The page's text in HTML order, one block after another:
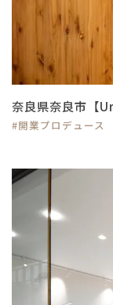
奈良県奈良市【
#開業プロデュース